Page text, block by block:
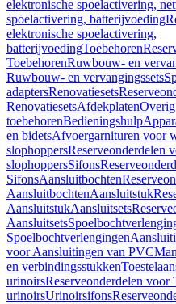
elektronische spoelactivering,
spoelactivering, batterijvoeding
elektronische spoelactivering,
batterijvoedingToebehoren
ToebehorenRuwbouw- en
Ruwbouw- en vervangingssets
adaptersRenovatiesets
RenovatiesetsAfdekplatenOverig
toebehorenBedieningshulp
en bidetsAfvoergarnituren voor
slophoppersReserveonderdelen
slophoppersSifons
SifonsAansluitbochten
AansluitbochtenAansluitstuk
AansluitstukAansluitsets
Aansluitsets
Spoelbochtverlengingen
voor Aansluitingen van PVC
en verbindingsstukken
urinoirsReserveonderdelen voor
urinoirsUrinoirsifons